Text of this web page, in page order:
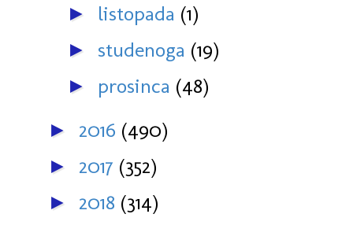
► listopada (1)
► studenoga (19)
► prosinca (48)
► 2016 (490)
► 2017 (352)
► 2018 (314)